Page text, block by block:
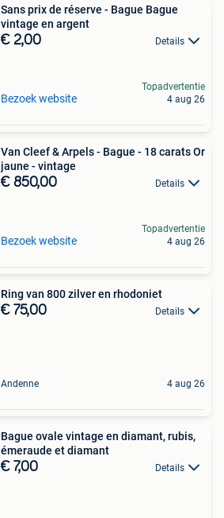
Sans prix de réserve - Bague Bague
vintage en argent
€ 2,00 Details
Bezoek website
Topadvertentie
4 aug 26
Van Cleef & Arpels - Bague - 18 carats Or
jaune - vintage
€ 850,00 Details
Bezoek website
Topadvertentie
4 aug 26
Ring van 800 zilver en rhodoniet
€ 75,00 Details
Andenne 4 aug 26
Bague ovale vintage en diamant, rubis,
émeraude et diamant
€ 7,00 Details